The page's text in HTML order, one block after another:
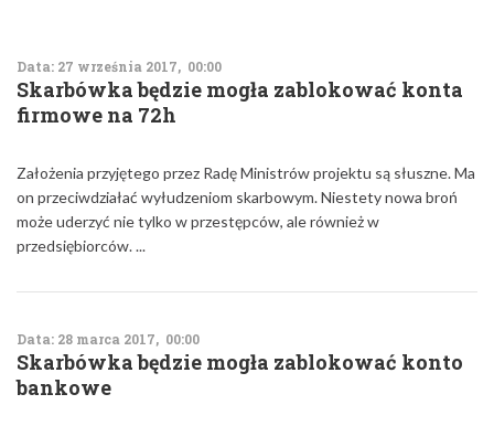
Data: 27 września 2017, 00:00
Skarbówka będzie mogła zablokować konta
firmowe na 72h
Założenia przyjętego przez Radę Ministrów projektu są słuszne. Ma
on przeciwdziałać wyłudzeniom skarbowym. Niestety nowa broń
może uderzyć nie tylko w przestępców, ale również w
przedsiębiorców. ...
Data: 28 marca 2017, 00:00
Skarbówka będzie mogła zablokować konto
bankowe